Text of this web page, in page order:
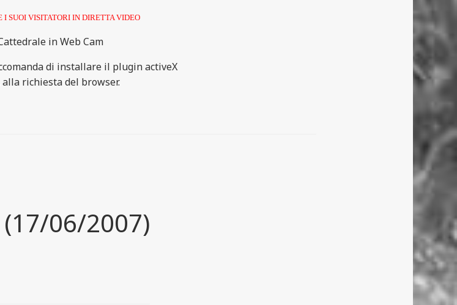
SUOI VISITATORI IN DIRETTA VIDEO
in Web Cam
di installare il plugin activeX
richiesta del browser.
06/2007)